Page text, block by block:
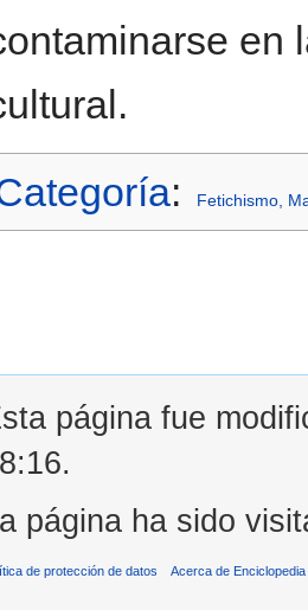
en
: Fetichismo,
página fue
página ha sido
de protección de datos Acerca de